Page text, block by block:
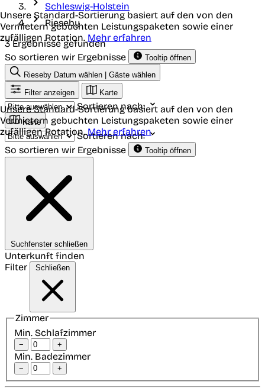
Schleswig-Holstein
Rieseby
3 Ergebnisse gefunden
So sortieren wir Ergebnisse
Tooltip öffnen
Unsere Standard-Sortierung basiert auf den von den
Vermietern gebuchten Leistungspaketen sowie einer
zufälligen Rotation. Mehr erfahren
Rieseby Datum wählen | Gäste wählen
Filter anzeigen
Karte
Sortieren nach:
Karte
Sortieren nach:
So sortieren wir Ergebnisse
Tooltip öffnen
Unsere Standard-Sortierung basiert auf den von den
Vermietern gebuchten Leistungspaketen sowie einer
zufälligen Rotation.Mehr erfahren
Suchfenster schließen
Unterkunft finden
Filter
Schließen
Zimmer
Min. Schlafzimmer
− +
Min. Badezimmer
− +